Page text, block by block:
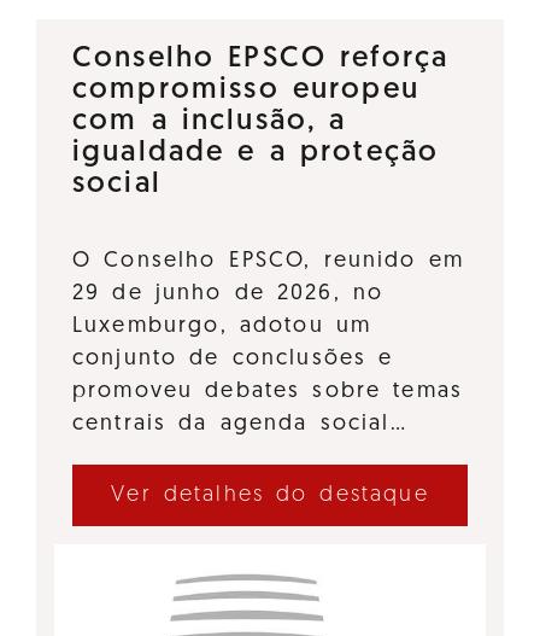
Conselho EPSCO reforça
compromisso europeu
com a inclusão, a
igualdade e a proteção
social
O Conselho EPSCO, reunido em
29 de junho de 2026, no
Luxemburgo, adotou um
conjunto de conclusões e
promoveu debates sobre temas
centrais da agenda social…
Ver detalhes do destaque